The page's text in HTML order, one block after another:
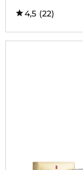
4,5 (22)